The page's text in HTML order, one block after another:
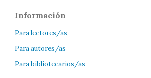
Información
Para lectores/as
Para autores/as
Para bibliotecarios/as